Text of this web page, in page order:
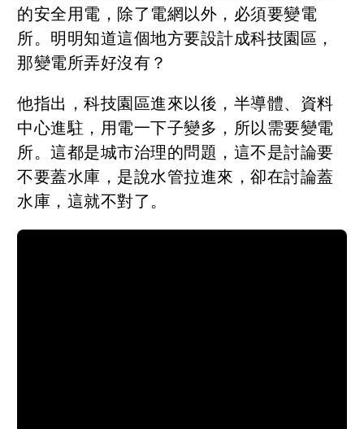
的安全用電，除了電網以外，必須要變電
所。明明知道這個地方要設計成科技園區，
那變電所弄好沒有？
他指出，科技園區進來以後，半導體、資料
中心進駐，用電一下子變多，所以需要變電
所。這都是城市治理的問題，這不是討論要
不要蓋水庫，是說水管拉進來，卻在討論蓋
水庫，這就不對了。